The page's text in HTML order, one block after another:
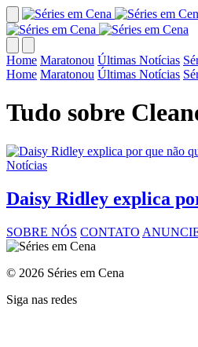
Home Maratonou Últimas Notícias
Home Maratonou Últimas Notícias
Tudo sobre
Notícias
Daisy Ridley explica
SOBRE NÓS CONTATO
© 2026 Séries em Cena
Siga nas redes